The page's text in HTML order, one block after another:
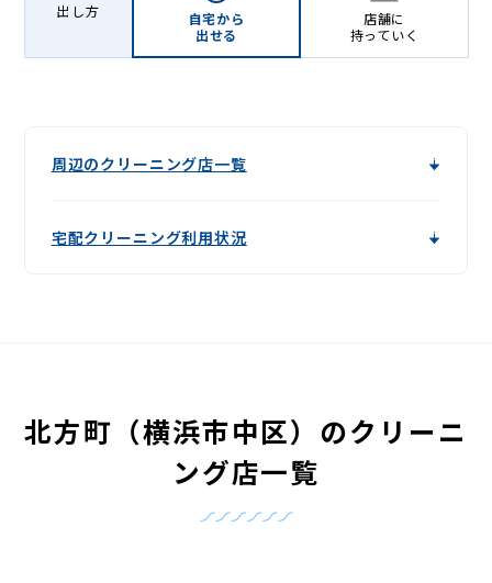
出し方
自宅から
出せる
店舗に
持っていく
周辺のクリーニング店一覧
宅配クリーニング利用状況
北方町（横浜市中区）のクリーニ
ング店一覧